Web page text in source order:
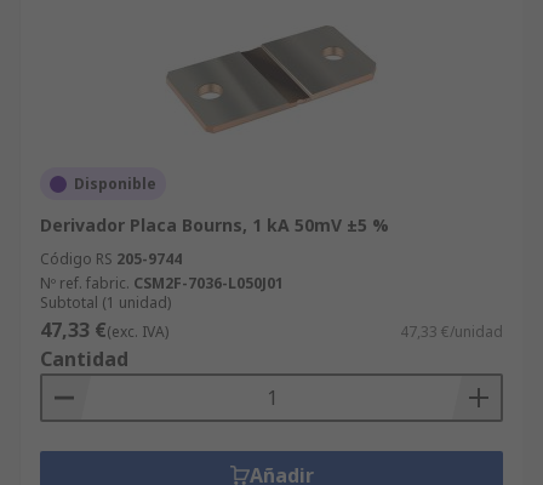
Disponible
Derivador Placa Bourns, 1 kA 50mV ±5 %
Código RS 205-9744
Nº ref. fabric. CSM2F-7036-L050J01
Subtotal (1 unidad)
47,33 €(exc. IVA) 47,33 €/unidad
Cantidad
Añadir